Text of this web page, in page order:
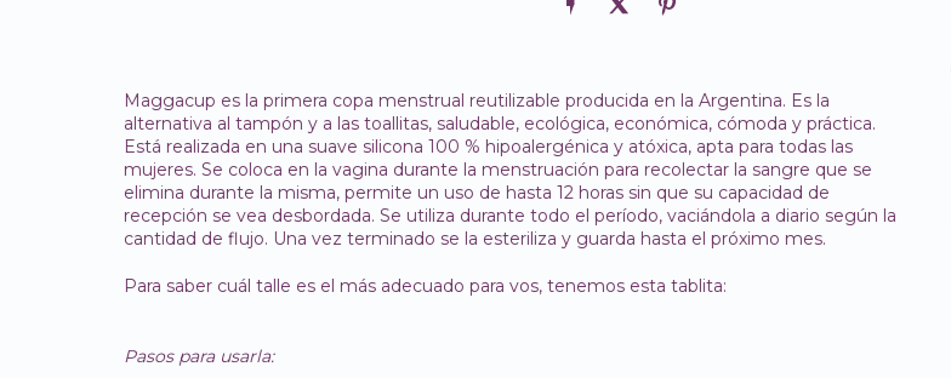
Maggacup es la primera copa menstrual reutilizable producida en la Argentina. Es la
alternativa al tampón y a las toallitas, saludable, ecológica, económica, cómoda y práctica.
Está realizada en una suave silicona 100 % hipoalergénica y atóxica, apta para todas las
mujeres. Se coloca en la vagina durante la menstruación para recolectar la sangre que se
elimina durante la misma, permite un uso de hasta 12 horas sin que su capacidad de
recepción se vea desbordada. Se utiliza durante todo el período, vaciándola a diario según la
cantidad de flujo. Una vez terminado se la esteriliza y guarda hasta el próximo mes.
Para saber cuál talle es el más adecuado para vos, tenemos esta tablita:
Pasos para usarla: